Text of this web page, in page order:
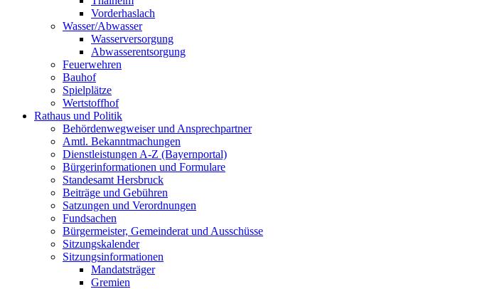
Vorderhaslach
Wasser/Abwasser
Wasserversorgung
Abwasserentsorgung
Feuerwehren
Bauhof
Spielplätze
Wertstoffhof
Rathaus und Politik
Behördenwegweiser und Ansprechpartner
Amtl. Bekanntmachungen
Dienstleistungen A-Z (Bayernportal)
Bürgerinformationen und Formulare
Standesamt Hersbruck
Beiträge und Gebühren
Satzungen und Verordnungen
Fundsachen
Bürgermeister, Gemeinderat und Ausschüsse
Sitzungskalender
Sitzungsinformationen
Mandatsträger
Gremien